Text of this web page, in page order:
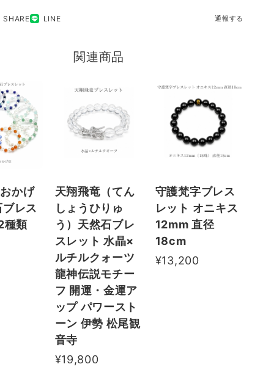
SHARE LINE 通報する
関連商品
かげ
レス
種類
天翔飛竜（てん
しょうひりゅ
う）天然石ブレ
スレット 水晶×
ルチルクォーツ
龍神伝説モチー
フ 開運・金運ア
ップ パワースト
ーン 伊勢 松尾観
音寺
¥19,800
守護梵字ブレス
レット オニキス
12mm 直径
18cm
¥13,200